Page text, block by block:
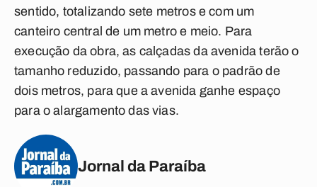
sentido, totalizando sete metros e com um
canteiro central de um metro e meio. Para
execução da obra, as calçadas da avenida terão o
tamanho reduzido, passando para o padrão de
dois metros, para que a avenida ganhe espaço
para o alargamento das vias.
Jornal da Paraíba